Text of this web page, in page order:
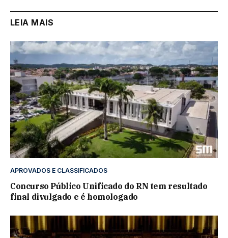
LEIA MAIS
APROVADOS E CLASSIFICADOS
Concurso Público Unificado do RN tem resultado
final divulgado e é homologado